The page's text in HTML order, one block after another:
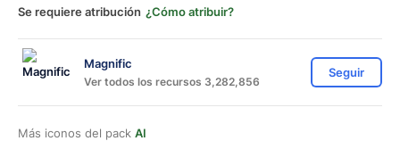
Se requiere atribución ¿Cómo atribuir?
Magnific
Ver todos los recursos 3,282,856
Seguir
Más iconos del pack AI